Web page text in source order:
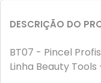
DESCRIÇÃO DO
BT07 - Pincel
Linha Beauty